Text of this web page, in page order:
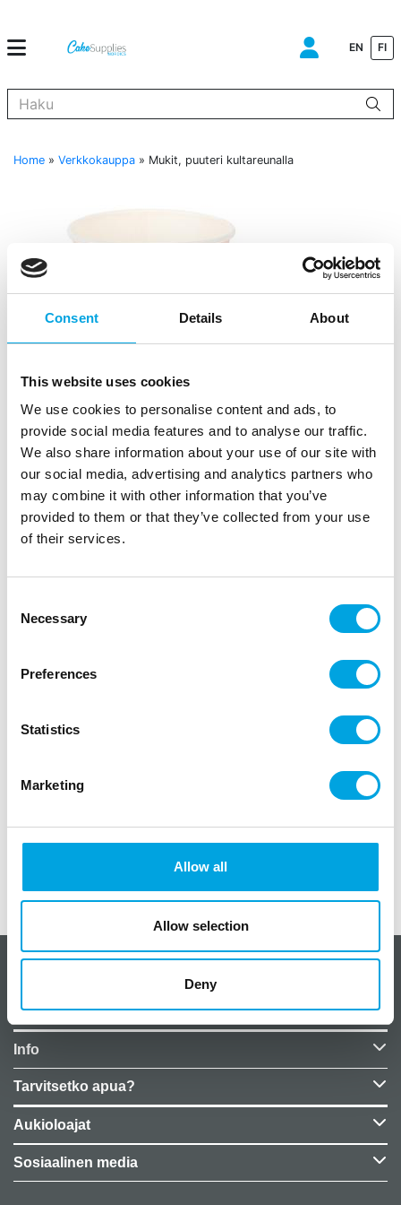
Consent Details About
This website uses cookies
We use cookies to personalise content and ads, to
provide social media features and to analyse our traffic.
We also share information about your use of our site with
our social media, advertising and analytics partners who
may combine it with other information that you’ve
provided to them or that they’ve collected from your use
of their services.
Selection
Necessary
Preferences
Statistics
Marketing
Allow all
Allow selection
Deny
EN FI
Home » Verkkokauppa » Mukit, puuteri kultareunalla
Mukit, puuteri kultareunalla
Tuotetunnus (SKU): A79508
Kuvaus
väri puuteri / hempeän vaaleanpunainen
materiaali pahvia
Lisätiedot
Yrityksen tiedot
Info
Tarvitsetko apua?
Aukioloajat
Sosiaalinen media